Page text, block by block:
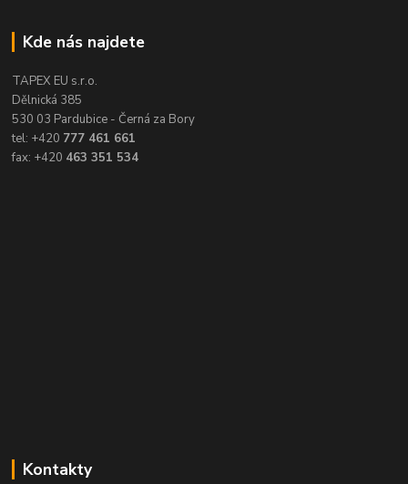
Kde nás najdete
TAPEX EU s.r.o.
Dělnická 385
530 03 Pardubice - Černá za Bory
tel: +420 777 461 661
fax: +420 463 351 534
Kontakty